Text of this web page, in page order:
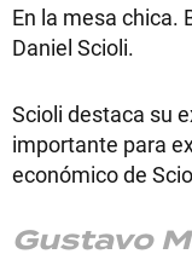
En la mesa chica.
Daniel Scioli.
Scioli destaca su
importante para
económico de
Gustavo